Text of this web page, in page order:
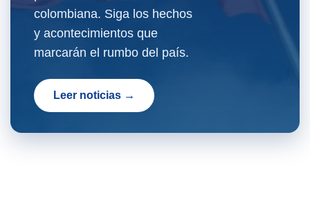
colombiana. Siga los hechos
y acontecimientos que
marcarán el rumbo del país.
Leer noticias →